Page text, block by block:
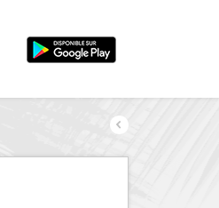
Par quartiers
Nice Promenade des